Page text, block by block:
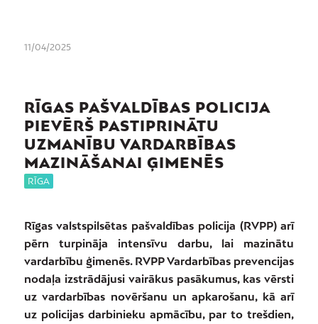
11/04/2025
RĪGAS PAŠVALDĪBAS POLICIJA
PIEVĒRŠ PASTIPRINĀTU
UZMANĪBU VARDARBĪBAS
MAZINĀŠANAI ĢIMENĒS
RĪGA
Rīgas valstspilsētas pašvaldības policija (RVPP) arī
pērn turpināja intensīvu darbu, lai mazinātu
vardarbību ģimenēs. RVPP Vardarbības prevencijas
nodaļa izstrādājusi vairākus pasākumus, kas vērsti
uz vardarbības novēršanu un apkarošanu, kā arī
uz policijas darbinieku apmācību, par to trešdien,